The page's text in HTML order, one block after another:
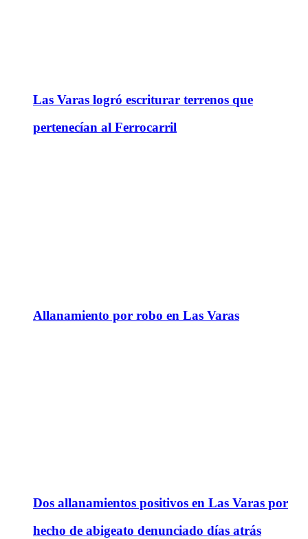
Las Varas logró escriturar terrenos que
pertenecían al Ferrocarril
Allanamiento por robo en Las Varas
Dos allanamientos positivos en Las Varas por
hecho de abigeato denunciado días atrás